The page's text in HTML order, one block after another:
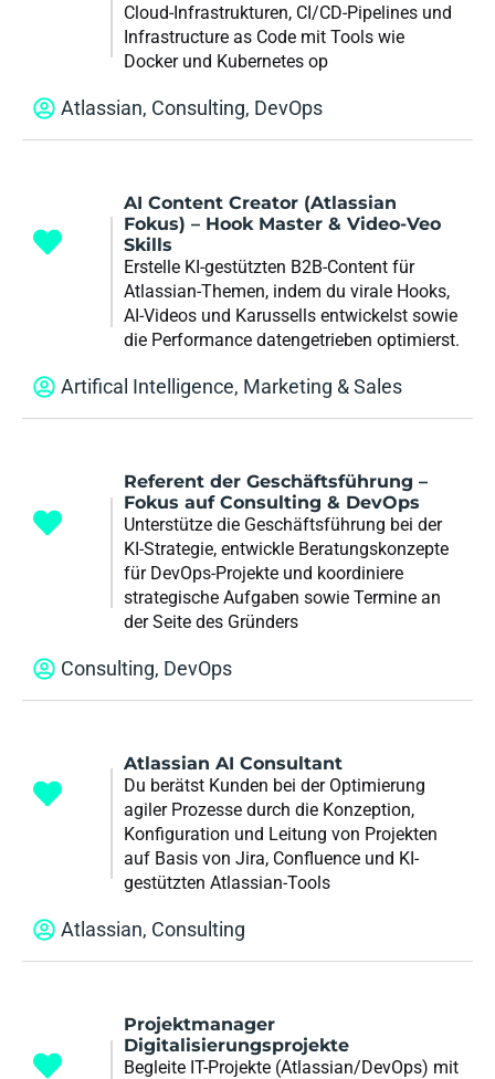
Cloud-Infrastrukturen, CI/CD-Pipelines und
Infrastructure as Code mit Tools wie
Docker und Kubernetes op
Atlassian, Consulting, DevOps
AI Content Creator (Atlassian
Fokus) – Hook Master & Video-Veo
Skills
Erstelle KI-gestützten B2B-Content für
Atlassian-Themen, indem du virale Hooks,
AI-Videos und Karussells entwickelst sowie
die Performance datengetrieben optimierst.
Artifical Intelligence, Marketing & Sales
Referent der Geschäftsführung –
Fokus auf Consulting & DevOps
Unterstütze die Geschäftsführung bei der
KI-Strategie, entwickle Beratungskonzepte
für DevOps-Projekte und koordiniere
strategische Aufgaben sowie Termine an
der Seite des Gründers
Consulting, DevOps
Atlassian AI Consultant
Du berätst Kunden bei der Optimierung
agiler Prozesse durch die Konzeption,
Konfiguration und Leitung von Projekten
auf Basis von Jira, Confluence und KI-
gestützten Atlassian-Tools
Atlassian, Consulting
Projektmanager
Digitalisierungsprojekte
Begleite IT-Projekte (Atlassian/DevOps) mit